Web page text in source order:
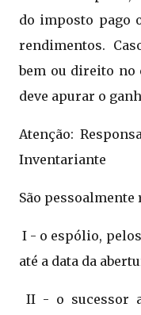
do imposto pago
rendimentos.
bem ou direito no
deve apurar o
Atenção:
Inventariante
São pessoalmente
I - o espólio,
até a data da
II - o sucessor